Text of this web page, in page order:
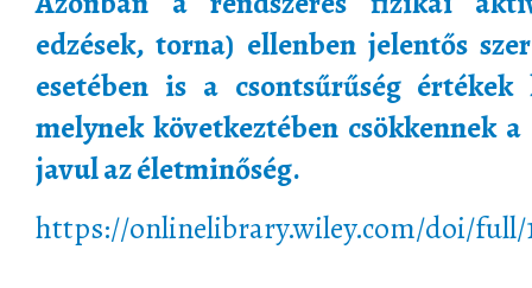
edzések, torna) ellenben jelentős
esetében is a csontsűrűség értékek
melynek következtében csökkennek
javul az életminőség.
https://onlinelibrary.wiley.com/doi/full/